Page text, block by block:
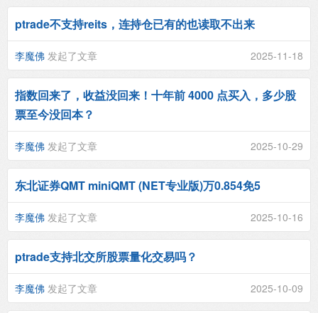
ptrade不支持reits，连持仓已有的也读取不出来
李魔佛 发起了文章 2025-11-18
指数回来了，收益没回来！十年前 4000 点买入，多少股
票至今没回本？
李魔佛 发起了文章 2025-10-29
东北证券QMT miniQMT (NET专业版)万0.854免5
李魔佛 发起了文章 2025-10-16
ptrade支持北交所股票量化交易吗？
李魔佛 发起了文章 2025-10-09